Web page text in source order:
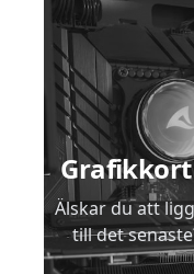
Älskar du att
till det